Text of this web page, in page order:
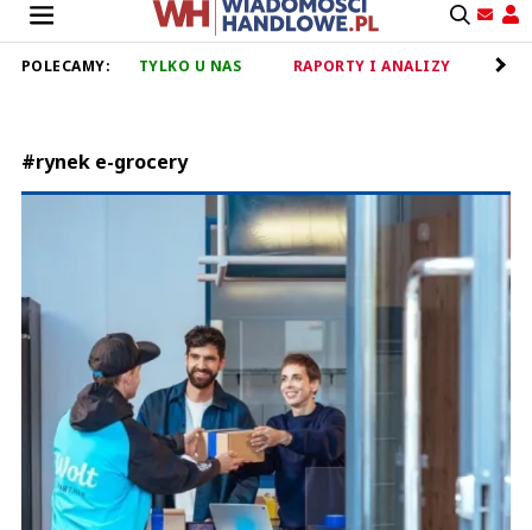
POLECAMY: TYLKO U NAS RAPORTY I ANALIZY
#rynek e-grocery